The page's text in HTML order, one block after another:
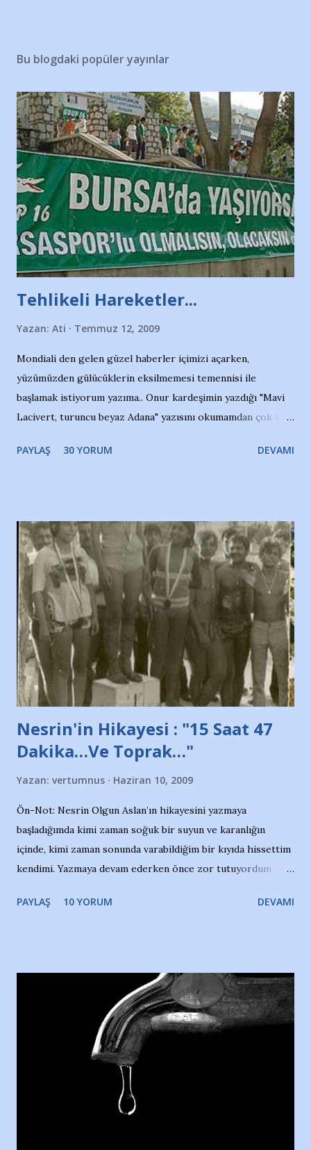
Bu blogdaki popüler yayınlar
Tehlikeli Hareketler...
Yazan: Ati Temmuz 12, 2009
Mondiali den gelen güzel haberler içimizi açarken,
yüzümüzden gülücüklerin eksilmemesi temennisi ile
başlamak istiyorum yazıma.. Onur kardeşimin yazdığı "Mavi
Lacivert, turuncu beyaz Adana" yazısını okumamdan çok kısa
irkildim.. "Bursasporlu taraftarlar, İstanbul takımlarının
ve ürünlerini Bursa şehrinde görmek istemediklerini bir
protesto eylemiyle açıkladıklarını bildiriyordu.. Bu grup
adına açıklama yapan şahsı muhterem(!) ''Açık ve net olarak
söylüyoruz. Bu son uyarımızdır. Bunun yanısıra, bu takımlara
ait tanıtıcı ilanların asılmasına izin veren Bursa Büyükşehir
Belediyesi ile mağazaların bulunduğu alışveriş merkezlerini
de kınıyoruz'' diye de eklemiş .. Blogumuzda okuduğum bu
yazının hemen ardından bu habe...
PAYLAŞ 30 YORUM DEVAMI
Nesrin'in Hikayesi : "15 Saat 47
Dakika…Ve Toprak…"
Yazan: vertumnus Haziran 10, 2009
Ön-Not: Nesrin Olgun Aslan’ın hikayesini yazmaya
başladığımda kimi zaman soğuk bir suyun ve karanlığın
içinde, kimi zaman sonunda varabildiğim bir kıyıda hissettim
kendimi. Yazmaya devam ederken önce zor tutuyordum
Yazımı, ağlayarak bitirebildim ancak…Kendisinin web
Nesrin’in Hikayesi’ne başlıyorum… 1964 Adana Yüzme
havuzunun kenarında 7 yaşında kara kuru bir kız çocuğu
duruyor. Havuzun içinde Adana Demirspor Kulübü
yüzücüleri. Erkekler çoğunlukta. Küçük kız etrafına bakıyor.
Sadece 4 kız çocuğu var. Nesrin, Adana Demirspor’un 4
kızından biri oluyor o gün…Giriyor havuza. 1973 – 1975
Adana Nesrin, 16 yaşında. Yüzüyor. 7 yaşında girdiği
PAYLAŞ 10 YORUM DEVAMI